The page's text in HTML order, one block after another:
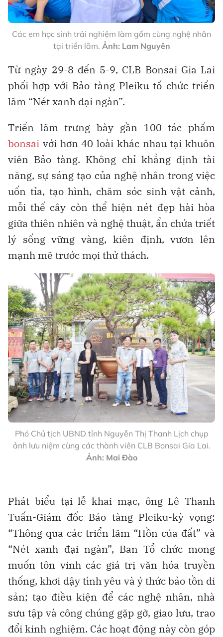
Các em học sinh trải nghiệm làm gốm cùng nghệ nhân
tại triển lãm. Ảnh: Lam Nguyên
Từ ngày 29-8 đến 5-9, CLB Bonsai Gia Lai
phối hợp với Bảo tàng Pleiku tổ chức triển
lãm “Nét xanh đại ngàn”.
Triển lãm trưng bày gần 100 tác phẩm
bonsai với hơn 40 loài khác nhau tại khuôn
viên Bảo tàng. Không chỉ khẳng định tài
năng, sự sáng tạo của nghệ nhân trong việc
uốn tỉa, tạo hình, chăm sóc sinh vật cảnh,
mỗi thế cây còn thể hiện nét đẹp hài hòa
giữa thiên nhiên và nghệ thuật, ẩn chứa triết
lý sống vững vàng, kiên định, vươn lên
mạnh mẽ trước mọi thử thách.
Phó Chủ tịch UBND tỉnh Nguyễn Thị Thanh Lịch chụp
ảnh lưu niệm cùng các thành viên CLB Bonsai Gia Lai.
Ảnh: Mai Đào
Phát biểu tại lễ khai mạc, ông Lê Thanh
Tuấn-Giám đốc Bảo tàng Pleiku-kỳ vọng:
“Thông qua các triển lãm “Hồn của đất” và
“Nét xanh đại ngàn”, Ban Tổ chức mong
muốn tôn vinh các giá trị văn hóa truyền
thống, khơi dậy tình yêu và ý thức bảo tồn di
sản; tạo điều kiện để các nghệ nhân, nhà
sưu tập và công chúng gặp gỡ, giao lưu, trao
đổi kinh nghiệm. Các hoạt động này còn góp